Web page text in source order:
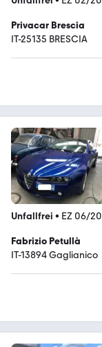
Privacar Brescia
IT-25135 BRESCIA
Unfallfrei • EZ 06/
Fabrizio Petullà
IT-13894 Gaglianico